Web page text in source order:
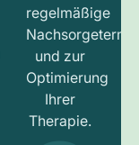
regelmäßige
und zur
Optimierung
Ihrer
Therapie.